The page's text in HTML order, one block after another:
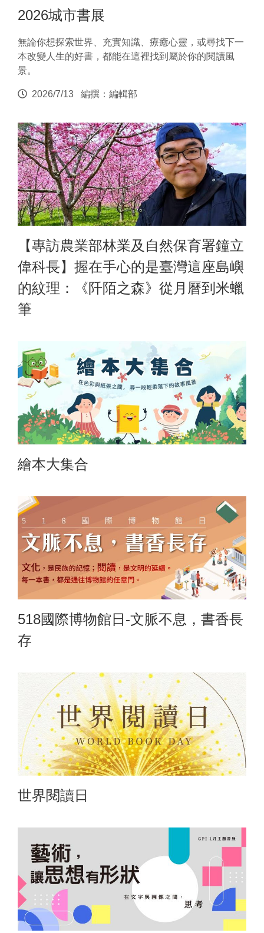
2026城市書展
無論你想探索世界、充實知識、療癒心靈，或尋找下一
本改變人生的好書，都能在這裡找到屬於你的閱讀風
景。
2026/7/13 編撰：編輯部
【專訪農業部林業及自然保育署鐘立
偉科長】握在手心的是臺灣這座島嶼
的紋理：《阡陌之森》從月曆到米蠟
筆
繪本大集合
518國際博物館日-文脈不息，書香長
存
世界閱讀日